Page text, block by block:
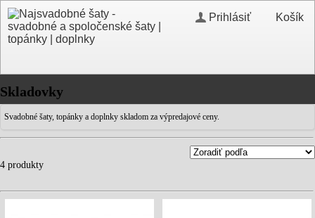
Košík
Prihlásiť
Skladovky
Svadobné šaty, topánky a doplnky skladom za výpredajové ceny.
4 produkty